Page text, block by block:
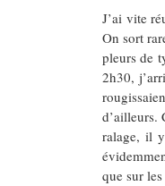
J’ai vite
On sort
pleurs de
2h30,
d’ailleurs.
ralage, il
que sur